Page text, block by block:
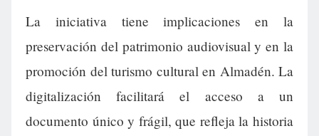
La iniciativa tiene implicaciones en la
preservación del patrimonio audiovisual y en la
promoción del turismo cultural en Almadén. La
digitalización facilitará el acceso a un
documento único y frágil, que refleja la historia